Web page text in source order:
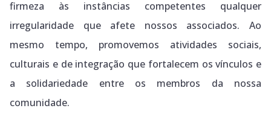
firmeza às instâncias competentes qualquer
irregularidade que afete nossos associados. Ao
mesmo tempo, promovemos atividades sociais,
culturais e de integração que fortalecem os vínculos e
a solidariedade entre os membros da nossa
comunidade.